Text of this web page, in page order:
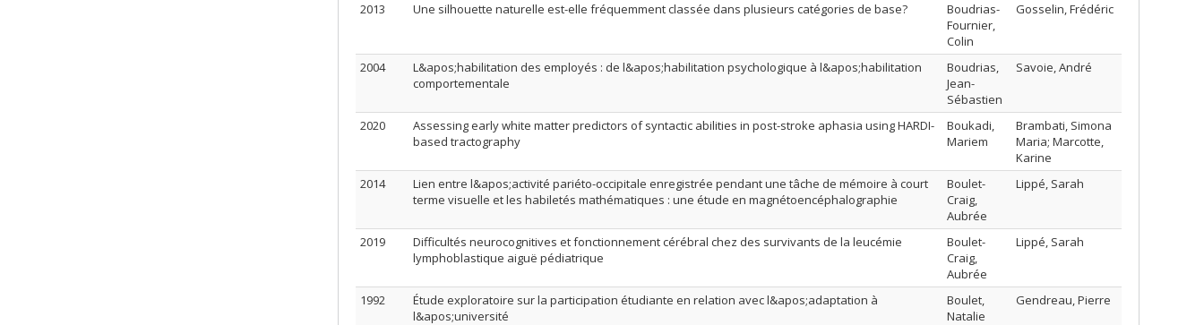
2013 Une silhouette naturelle est-elle fréquemment classée dans plusieurs catégories de base?
Boudrias-
Fournier,
Colin
Gosselin, Frédéric
2004
L&apos;habilitation des employés : de l&apos;habilitation psychologique à l&apos;habilitation
comportementale
Boudrias,
Jean-
Sébastien
Savoie, André
2020
Assessing early white matter predictors of syntactic abilities in post-stroke aphasia using HARDI-
based tractography
Boukadi,
Mariem
Brambati, Simona
Maria; Marcotte,
Karine
2014
Lien entre l&apos;activité pariéto-occipitale enregistrée pendant une tâche de mémoire à court
terme visuelle et les habiletés mathématiques : une étude en magnétoencéphalographie
Boulet-
Craig,
Aubrée
Lippé, Sarah
2019
Difficultés neurocognitives et fonctionnement cérébral chez des survivants de la leucémie
lymphoblastique aiguë pédiatrique
Boulet-
Craig,
Aubrée
Lippé, Sarah
1992
Étude exploratoire sur la participation étudiante en relation avec l&apos;adaptation à
l&apos;université
Boulet,
Natalie
Gendreau, Pierre